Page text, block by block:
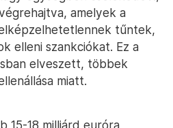
amelyek a
tűntek,
elleni szankciókat. Ez a
elveszett, többek
miatt.